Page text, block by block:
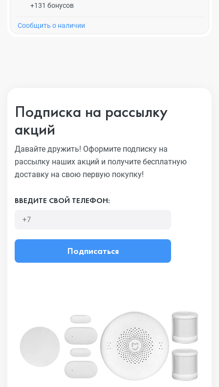
+131 бонусов
Cообщить о наличии
Подписка на рассылку
акций
Давайте дружить! Оформите подписку на
рассылку наших акций и получите бесплатную
доставку на свою первую покупку!
ВВЕДИТЕ СВОЙ ТЕЛЕФОН:
Подписаться